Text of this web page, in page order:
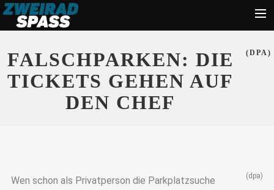
FALSCHPARKEN: DIE
TICKETS GEHEN AUF
DEN CHEF
(DPA)
Wen schon als Privatperson die Parkplatzsuche
(dpa)